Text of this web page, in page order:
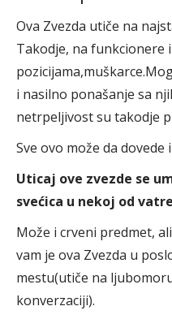
Ova Zvezda utiče na
Takodje, na funkcionere
i nasilno ponašanje sa
netrpeljivost su takodje
Sve ovo može da
Uticaj ove zvezde se
svećica u nekoj od
Može i crveni predmet,
vam je ova Zvezda u
mestu(utiče na
konverzaciji).